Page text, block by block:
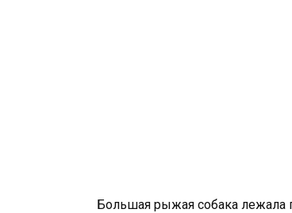
Большая рыжая собака лежала